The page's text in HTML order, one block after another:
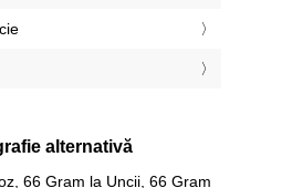
alternativă
66 Gram la Uncii, 66 Gram